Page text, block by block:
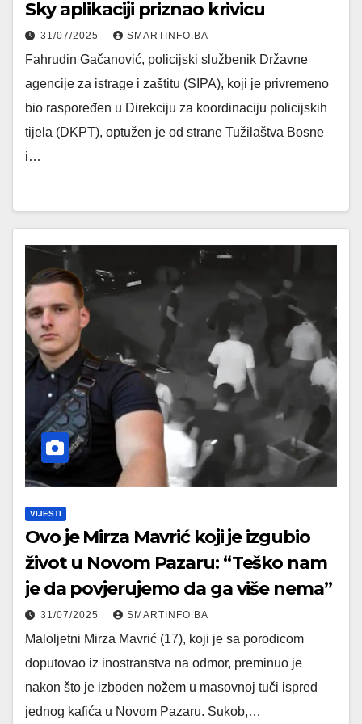
Sky aplikaciji priznao krivicu
31/07/2025 SMARTINFO.BA
Fahrudin Gačanović, policijski službenik Državne
agencije za istrage i zaštitu (SIPA), koji je privremeno
bio raspoređen u Direkciju za koordinaciju policijskih
tijela (DKPT), optužen je od strane Tužilaštva Bosne
i…
VIJESTI
Ovo je Mirza Mavrić koji je izgubio
život u Novom Pazaru: “Teško nam
je da povjerujemo da ga više nema”
31/07/2025 SMARTINFO.BA
Maloljetni Mirza Mavrić (17), koji je sa porodicom
doputovao iz inostranstva na odmor, preminuo je
nakon što je izboden nožem u masovnoj tuči ispred
jednog kafića u Novom Pazaru. Sukob,…